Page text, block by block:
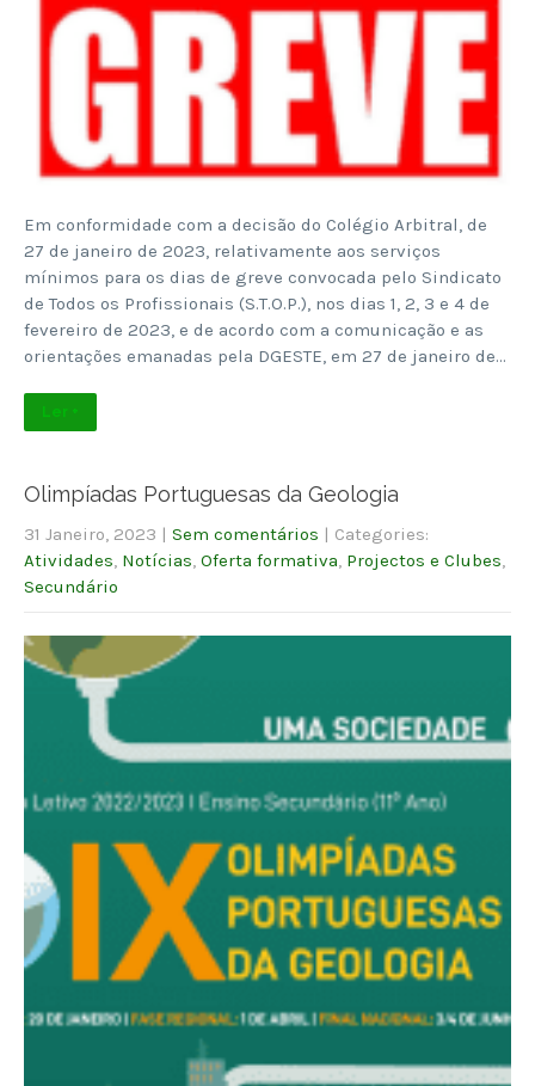
Em conformidade com a decisão do Colégio Arbitral, de
27 de janeiro de 2023, relativamente aos serviços
mínimos para os dias de greve convocada pelo Sindicato
de Todos os Profissionais (S.T.O.P.), nos dias 1, 2, 3 e 4 de
fevereiro de 2023, e de acordo com a comunicação e as
orientações emanadas pela DGESTE, em 27 de janeiro de…
Ler +
Olimpíadas Portuguesas da Geologia
31 Janeiro, 2023 | Sem comentários | Categories:
Atividades Notícias Oferta formativa Projectos e Clubes
Secundário